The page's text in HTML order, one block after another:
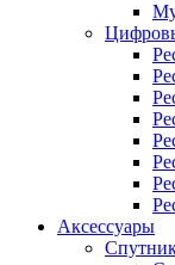
Аксессуары